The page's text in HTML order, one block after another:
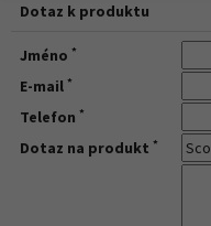
Dotaz k produktu
Jméno *
E-mail *
Telefon *
Dotaz na produkt *